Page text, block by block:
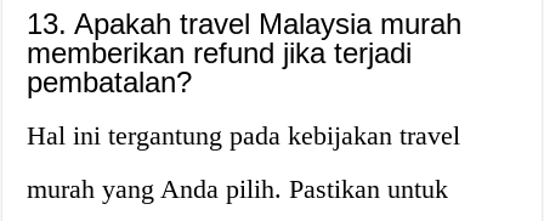
13. Apakah travel Malaysia murah
memberikan refund jika terjadi
pembatalan?
Hal ini tergantung pada kebijakan travel
murah yang Anda pilih. Pastikan untuk